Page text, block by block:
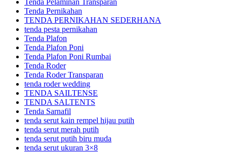
Tenda Pelaminan Transparan
Tenda Pernikahan
TENDA PERNIKAHAN SEDERHANA
tenda pesta pernikahan
Tenda Plafon
Tenda Plafon Poni
Tenda Plafon Poni Rumbai
Tenda Roder
Tenda Roder Transparan
tenda roder wedding
TENDA SAILTENSE
TENDA SALTENTS
Tenda Sarnafil
tenda serut kain rempel hijau putih
tenda serut merah putih
tenda serut putih biru muda
tenda serut ukuran 3×8